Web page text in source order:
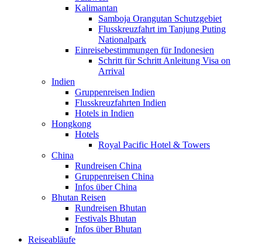
Kalimantan
Samboja Orangutan Schutzgebiet
Flusskreuzfahrt im Tanjung Puting
Nationalpark
Einreisebestimmungen für Indonesien
Schritt für Schritt Anleitung Visa on
Arrival
Indien
Gruppenreisen Indien
Flusskreuzfahrten Indien
Hotels in Indien
Hongkong
Hotels
Royal Pacific Hotel & Towers
China
Rundreisen China
Gruppenreisen China
Infos über China
Bhutan Reisen
Rundreisen Bhutan
Festivals Bhutan
Infos über Bhutan
Reiseabläufe